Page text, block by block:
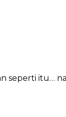
seperti itu…